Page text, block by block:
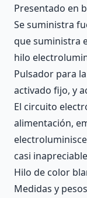
Presentado en
Se suministra
que suministra
hilo
Pulsador para
activado fijo, y
El circuito
alimentación,
casi
Hilo de color
Medidas y pesos